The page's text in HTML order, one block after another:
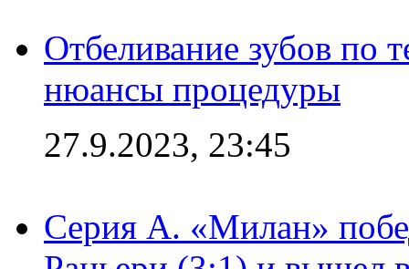
Отбеливание зубов по
нюансы процедуры
27.9.2023, 23:45
Серия А. «Милан»